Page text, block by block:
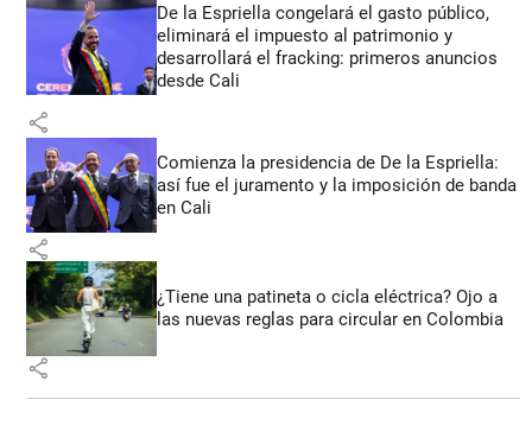
De la Espriella congelará el gasto público,
eliminará el impuesto al patrimonio y
desarrollará el fracking: primeros anuncios
desde Cali
share
Comienza la presidencia de De la Espriella:
así fue el juramento y la imposición de banda
en Cali
share
¿Tiene una patineta o cicla eléctrica? Ojo a
las nuevas reglas para circular en Colombia
share